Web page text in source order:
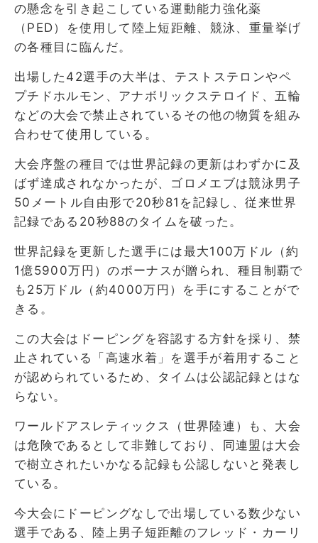
の懸念を引き起こしている運動能力強化薬
（PED）を使用して陸上短距離、競泳、重量挙げ
の各種目に臨んだ。
出場した42選手の大半は、テストステロンやペ
プチドホルモン、アナボリックステロイド、五輪
などの大会で禁止されているその他の物質を組み
合わせて使用している。
大会序盤の種目では世界記録の更新はわずかに及
ばず達成されなかったが、ゴロメエブは競泳男子
50メートル自由形で20秒81を記録し、従来世界
記録である20秒88のタイムを破った。
世界記録を更新した選手には最大100万ドル（約
1億5900万円）のボーナスが贈られ、種目制覇で
も25万ドル（約4000万円）を手にすることがで
きる。
この大会はドーピングを容認する方針を採り、禁
止されている「高速水着」を選手が着用すること
が認められているため、タイムは公認記録とはな
らない。
ワールドアスレティックス（世界陸連）も、大会
は危険であるとして非難しており、同連盟は大会
で樹立されたいかなる記録も公認しないと発表し
ている。
今大会にドーピングなしで出場している数少ない
選手である、陸上男子短距離のフレッド・カーリ